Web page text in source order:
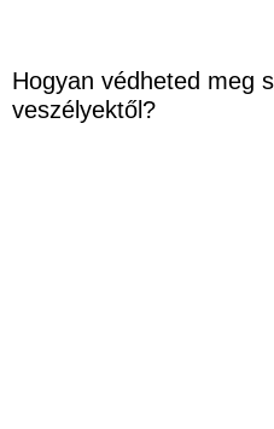
Hogyan védheted meg
veszélyektől?